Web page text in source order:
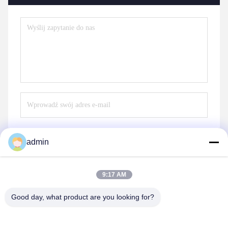
admin
9:17 AM
Good day, what product are you looking for?